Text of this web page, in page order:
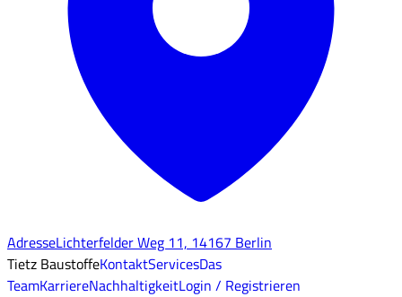
AdresseLichterfelder Weg 11, 14167 Berlin
Tietz BaustoffeKontaktServicesDas
TeamKarriereNachhaltigkeitLogin / Registrieren